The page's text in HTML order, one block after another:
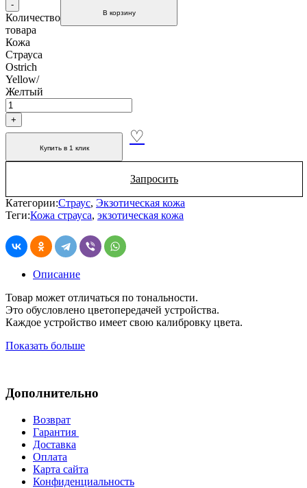
Количество
товара
Кожа
Страуса
Ostrich
Yellow/
Желтый
В корзину
Купить в 1 клик
Запросить
Категории:Страус, Экзотическая кожа
Теги:Кожа страуса, экзотическая кожа
Описание
Товар может отличаться по тональности.
Это обусловлено цветопередачей устройства.
Каждое устройство имеет свою калибровку цвета.
Показать больше
Дополнительно
Возврат
Гарантия
Доставка
Оплата
Карта сайта
Конфиденциальность